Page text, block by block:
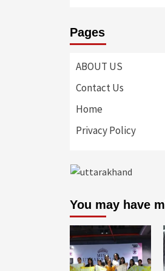
Pages
ABOUT US
Contact Us
Home
Privacy Policy
You may have